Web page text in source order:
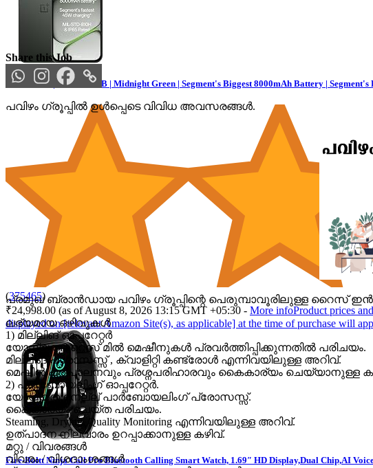
OnePlus N6 | 6GB+128GB | Midnight Green | Segment's Biggest 8000mAh Battery |
(375465)
₹24,998.00 (as of August 8, 2026 13:15 GMT +05:30 - More infoProduct prices
displayed on [relevant Amazon Site(s), as applicable] at the time of purchase will
Fire-Boltt Ninja Call Pro Bluetooth Calling Smart Watch, 1.69″ HD Display,Dual Chip,AI
Share this Job
പവിഴം ഗ്രൂപ്പിൽ ഉൾപ്പെടെ വിവിധ അവസരങ്ങൾ.
പ്രമുഖ ബ്രാൻഡായ പവിഴം ഗ്രൂപ്പിന്റെ പെരുമ്പാവൂരിലുള്ള റൈസ്
ലഭ്യമായ ഒഴിവുകൾ
1) മില്ലിങ് ഓപ്പറേറ്റർ
യോഗ്യത:റൈസ് മിൽ മെഷീനുകൾ പ്രവർത്തിപ്പിക്കുന്നതിൽ പരിചയം.
മില്ലിങ് പ്രോസസ്സ് , ക്വാളിറ്റി കണ്ട്രോൾ എന്നിവയിലുള്ള അറിവ്.
മെഷീൻ പരിപാലനവും പ്രശ്നപരിഹാരവും കൈകാര്യം ചെയ്യാനുള്ള
2) പാർബോയലിംഗ് ഓപ്പറേറ്റർ.
യോഗ്യത:നെല്ല് പാർബോയലിംഗ് പ്രോസസ്സ്.
കൈകാര്യം ചെയ്ത പരിചയം.
Steaming, Drying, Quality Monitoring എന്നിവയിലുള്ള അറിവ്.
ഉത്പാദന നിലവാരം ഉറപ്പാക്കാനുള്ള കഴിവ്.
മറ്റു / വിവരങ്ങൾ
വിവരം / വിശദാംശങ്ങൾ